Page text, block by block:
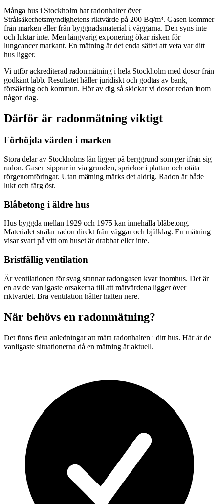
Många hus i Stockholm har radonhalter över
Strålsäkerhetsmyndighetens riktvärde på 200 Bq/m³. Gasen kommer
från marken eller från byggnadsmaterial i väggarna. Den syns inte
och luktar inte. Men långvarig exponering ökar risken för
lungcancer markant. En mätning är det enda sättet att veta var ditt
hus ligger.
Vi utför ackrediterad radonmätning i hela Stockholm med dosor från
godkänt labb. Resultatet håller juridiskt och godtas av bank,
försäkring och kommun. Hör av dig så skickar vi dosor redan inom
någon dag.
Därför är radonmätning viktigt
Förhöjda värden i marken
Stora delar av Stockholms län ligger på berggrund som ger ifrån sig
radon. Gasen sipprar in via grunden, sprickor i plattan och otäta
rörgenomföringar. Utan mätning märks det aldrig. Radon är både
lukt och färglöst.
Blåbetong i äldre hus
Hus byggda mellan 1929 och 1975 kan innehålla blåbetong.
Materialet strålar radon direkt från väggar och bjälklag. En mätning
visar svart på vitt om huset är drabbat eller inte.
Bristfällig ventilation
Är ventilationen för svag stannar radongasen kvar inomhus. Det är
en av de vanligaste orsakerna till att mätvärdena ligger över
riktvärdet. Bra ventilation håller halten nere.
När behövs en radonmätning?
Det finns flera anledningar att mäta radonhalten i ditt hus. Här är de
vanligaste situationerna då en mätning är aktuell.